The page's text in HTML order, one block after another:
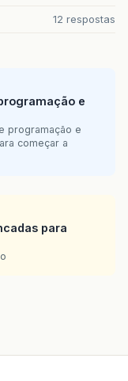
12 respostas
e
programação e
começar a
para